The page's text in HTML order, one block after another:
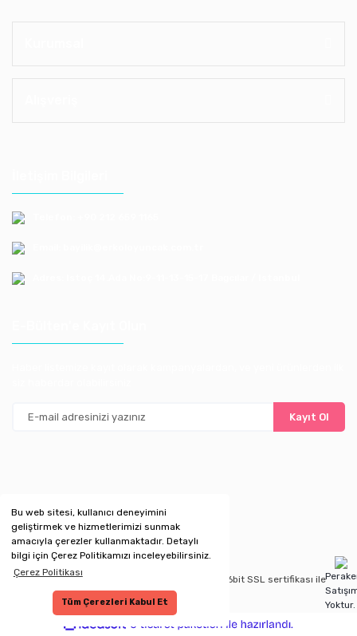
Bu web sitesi, kullanıcı deneyimini
geliştirmek ve hizmetlerimizi sunmak
amacıyla çerezler kullanmaktadır. Detaylı
bilgi için Çerez Politikamızı inceleyebilirsiniz.
Çerez Politikası
Tüm Çerezleri Kabul Et
Kayıt Ol
Copyright 2020 © Kredi kartı bilgileriniz 256bit SSL sertifikası ile
korunmaktadır.
Yoktur.
ideasoft
e-